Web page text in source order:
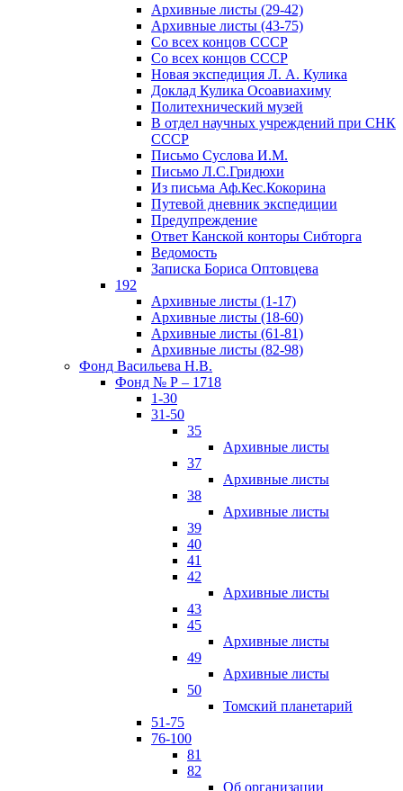
Архивные листы (29-42)
Архивные листы (43-75)
Со всех концов СССР
Со всех концов СССР
Новая экспедиция Л. А. Кулика
Доклад Кулика Осоавиахиму
Политехнический музей
В отдел научных учреждений при СНК
СССР
Письмо Суслова И.М.
Письмо Л.С.Гридюхи
Из письма Аф.Кес.Кокорина
Путевой дневник экспедиции
Предупреждение
Ответ Канской конторы Сибторга
Ведомость
Записка Бориса Оптовцева
192
Архивные листы (1-17)
Архивные листы (18-60)
Архивные листы (61-81)
Архивные листы (82-98)
Фонд Васильева Н.В.
Фонд № Р – 1718
1-30
31-50
35
Архивные листы
37
Архивные листы
38
Архивные листы
39
40
41
42
Архивные листы
43
45
Архивные листы
49
Архивные листы
50
Томский планетарий
51-75
76-100
81
82
Об организации